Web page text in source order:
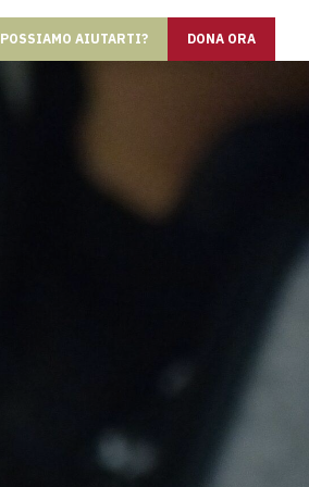
POSSIAMO AIUTARTI? DONA ORA